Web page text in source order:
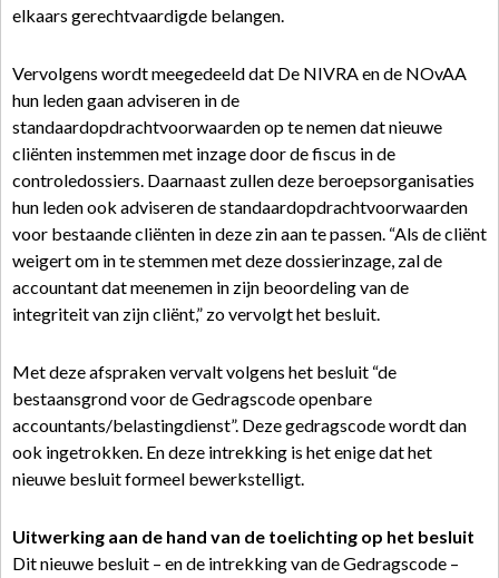
elkaars gerechtvaardigde belangen.
Vervolgens wordt meegedeeld dat De NIVRA en de NOvAA
hun leden gaan adviseren in de
standaardopdrachtvoorwaarden op te nemen dat nieuwe
cliënten instemmen met inzage door de fiscus in de
controledossiers. Daarnaast zullen deze beroepsorganisaties
hun leden ook adviseren de standaardopdrachtvoorwaarden
voor bestaande cliënten in deze zin aan te passen. “Als de cliënt
weigert om in te stemmen met deze dossierinzage, zal de
accountant dat meenemen in zijn beoordeling van de
integriteit van zijn cliënt,” zo vervolgt het besluit.
Met deze afspraken vervalt volgens het besluit “de
bestaansgrond voor de Gedragscode openbare
accountants/belastingdienst”. Deze gedragscode wordt dan
ook ingetrokken. En deze intrekking is het enige dat het
nieuwe besluit formeel bewerkstelligt.
Uitwerking aan de hand van de toelichting op het besluit
Dit nieuwe besluit – en de intrekking van de Gedragscode –